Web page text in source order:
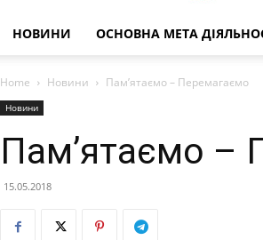
НОВИНИ ОСНОВНА МЕТА
Home Новини Пам’ятаємо – Перемагаємо
Новини
Пам’ятаємо –
15.05.2018